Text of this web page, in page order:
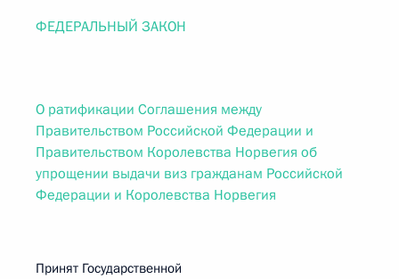
ФЕДЕРАЛЬНЫЙ ЗАКОН
О ратификации Соглашения между
Правительством Российской Федерации и
Правительством Королевства Норвегия об
упрощении выдачи виз гражданам Российской
Федерации и Королевства Норвегия
Принят Государственной